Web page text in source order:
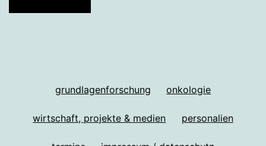
grundlagenforschung onkologie
wirtschaft, projekte & medien personalien